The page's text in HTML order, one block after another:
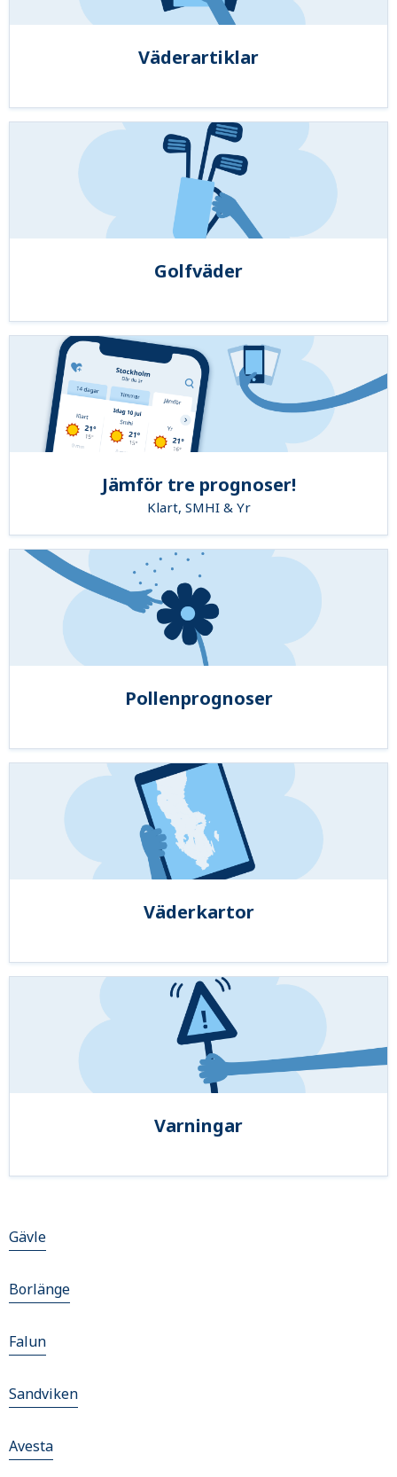
Väderartiklar
Golfväder
Jämför tre prognoser!
Klart, SMHI & Yr
Pollenprognoser
Väderkartor
Varningar
Gävle
Borlänge
Falun
Sandviken
Avesta